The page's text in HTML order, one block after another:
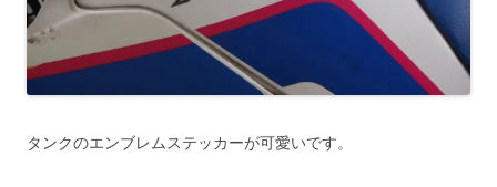
タンクのエンブレムステッカーが可愛いです。